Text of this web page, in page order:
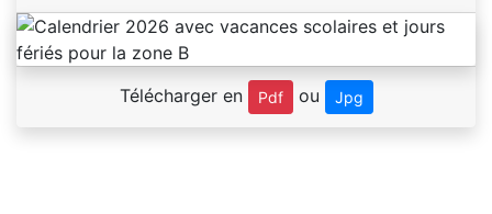
Télécharger en Pdf ou Jpg